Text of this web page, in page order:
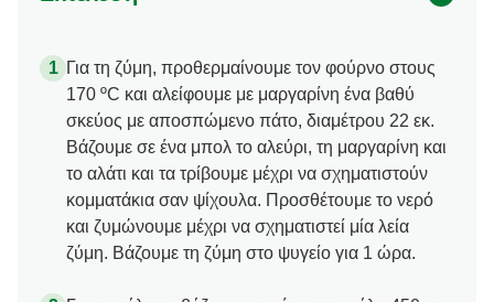
Για τη ζύμη, προθερμαίνουμε τον φούρνο στους
170 ºC και αλείφουμε με μαργαρίνη ένα βαθύ
σκεύος με αποσπώμενο πάτο, διαμέτρου 22 εκ.
Βάζουμε σε ένα μπολ το αλεύρι, τη μαργαρίνη και
το αλάτι και τα τρίβουμε μέχρι να σχηματιστούν
κομματάκια σαν ψίχουλα. Προσθέτουμε το νερό
και ζυμώνουμε μέχρι να σχηματιστεί μία λεία
ζύμη. Βάζουμε τη ζύμη στο ψυγείο για 1 ώρα.